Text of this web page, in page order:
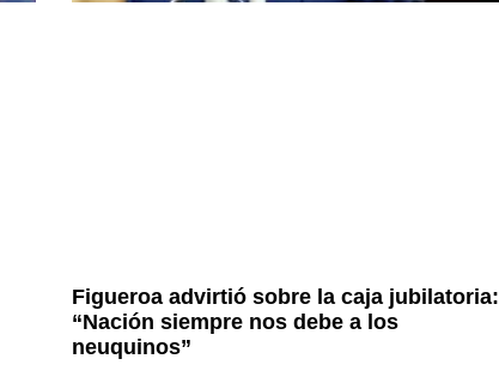
Figueroa advirtió sobre la caja jubilatoria:
“Nación siempre nos debe a los
neuquinos”